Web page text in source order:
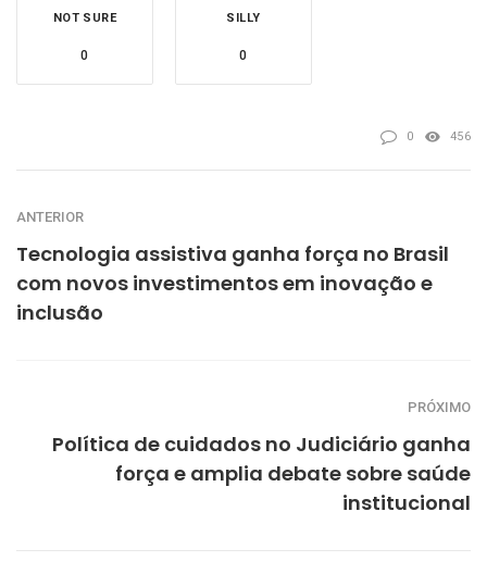
NOT SURE
0
SILLY
0
0 456
ANTERIOR
Tecnologia assistiva ganha força no Brasil
com novos investimentos em inovação e
inclusão
PRÓXIMO
Política de cuidados no Judiciário ganha
força e amplia debate sobre saúde
institucional